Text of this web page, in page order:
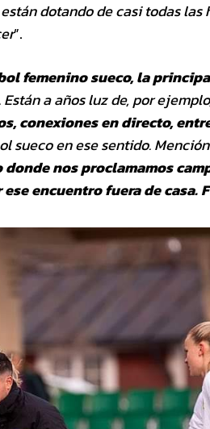
dotando de casi todas las
”.
femenino sueco, la
Están a años luz de, por
conexiones en directo,
sueco en ese sentido.
nos proclamamos
encuentro fuera de casa.